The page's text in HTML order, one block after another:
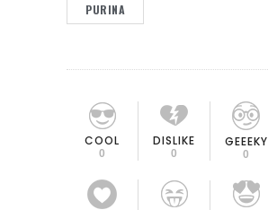
PURINA
COOL
0
DISLIKE
0
GEEEKY
0